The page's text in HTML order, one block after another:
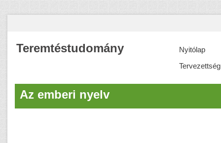
Teremtéstudomány
Nyitólap
Tervezettség
Az emberi nyelv